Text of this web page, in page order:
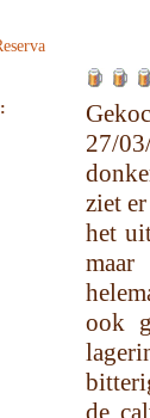
27/
ziet
het
ook
de